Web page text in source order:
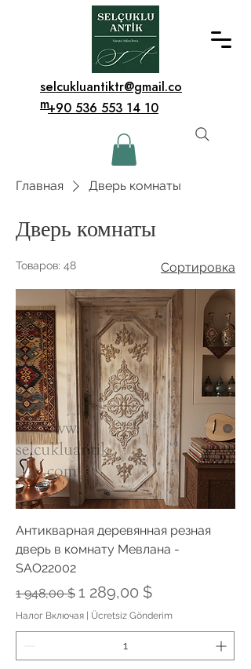
+90 536 553 14 10
selcukluantiktr@gmail.co
m
Главная Дверь комнаты
Дверь комнаты
Товаров: 48 Сортировка
Антикварная деревянная резная
дверь в комнату Мевлана -
SAO22002
Обычная цена
1 948,00 $ Цена со скидкой
1 289,00 $
Налог Включая | Ücretsiz Gönderim